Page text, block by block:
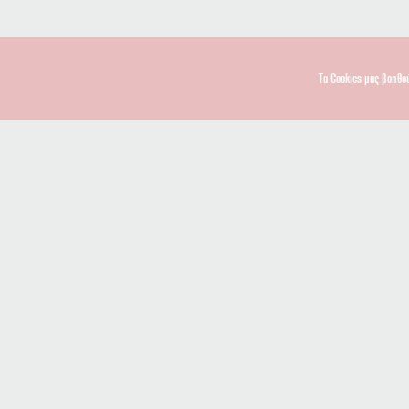
Τα Cookies μας